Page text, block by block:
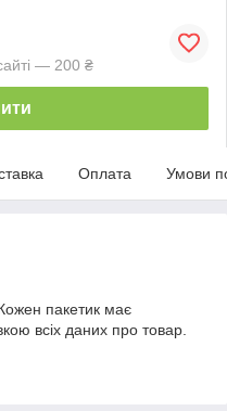
— 200 ₴
Оплата Умови
пакетик має
всіх даних про товар.